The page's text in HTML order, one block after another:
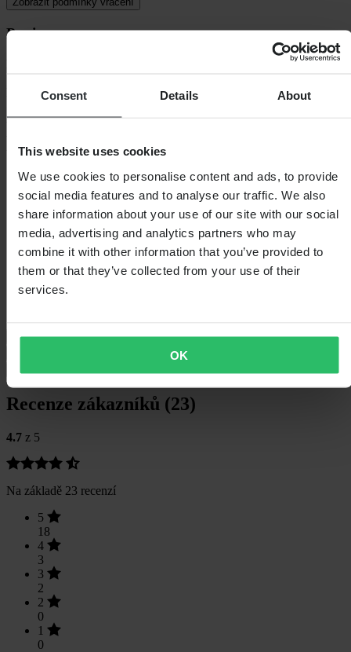
Consent Details About
This website uses cookies
We use cookies to personalise content and ads, to provide
social media features and to analyse our traffic. We also
share information about your use of our site with our social
media, advertising and analytics partners who may
combine it with other information that you’ve provided to
them or that they’ve collected from your use of their
services.
OK
Popis
Pohodlná bunda v "bomber" stylu s pohodlnou podšívkou z bavlny.
- Rovný střih
- Prodloužená zadní část
Specifikace
VoděodolnýNe
Délka balení420
Hmotnost balení1115
IzolaceNe
170
Velikost oblečení
Průvodce velikostmi
Bezpečnostní informace
Recenze zákazníků (23)
4.7 z 5
Na základě 23 recenzí
5
18
4
3
3
2
2
0
1
0